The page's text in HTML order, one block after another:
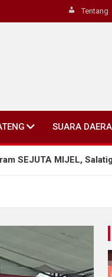
Tentang
SUARA
Salatiga Dorong